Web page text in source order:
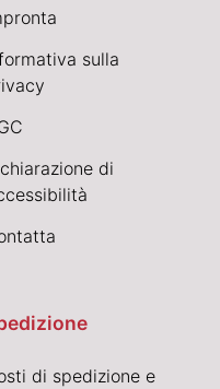
sulla
di
di spedizione e